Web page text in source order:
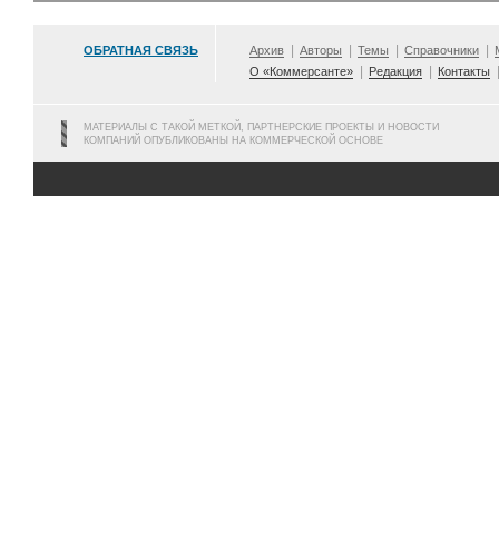
ОБРАТНАЯ СВЯЗЬ Архив Авторы Темы Справочники
О «Коммерсанте»
Редакция Контакты
МАТЕРИАЛЫ С ТАКОЙ МЕТКОЙ, ПАРТНЕРСКИЕ ПРОЕКТЫ И НОВОСТИ
КОМПАНИЙ ОПУБЛИКОВАНЫ НА КОММЕРЧЕСКОЙ ОСНОВЕ